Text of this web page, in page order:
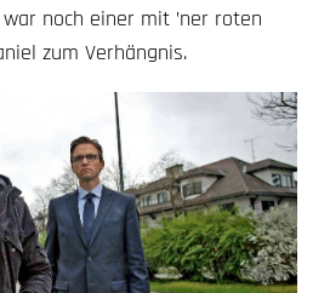
noch einer mit ’ner roten
zum Verhängnis.